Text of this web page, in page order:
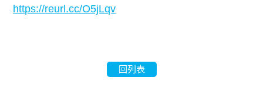
https://reurl.cc/O5jLqv
回列表